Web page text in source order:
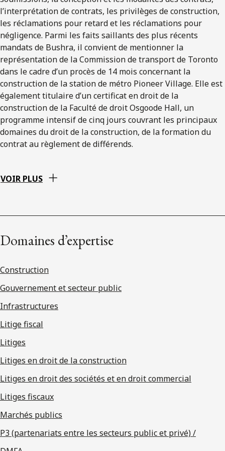
l’interprétation de contrats, les privilèges de construction,
les réclamations pour retard et les réclamations pour
négligence. Parmi les faits saillants des plus récents
mandats de Bushra, il convient de mentionner la
représentation de la Commission de transport de Toronto
dans le cadre d’un procès de 14 mois concernant la
construction de la station de métro Pioneer Village. Elle est
également titulaire d’un certificat en droit de la
construction de la Faculté de droit Osgoode Hall, un
programme intensif de cinq jours couvrant les principaux
domaines du droit de la construction, de la formation du
contrat au règlement de différends.
VOIR PLUS
Domaines d’expertise
Construction
Gouvernement et secteur public
Infrastructures
Litige fiscal
Litiges
Litiges en droit de la construction
Litiges en droit des sociétés et en droit commercial
Litiges fiscaux
Marchés publics
P3 (partenariats entre les secteurs public et privé) /